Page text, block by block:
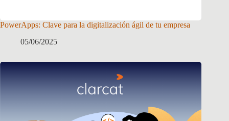
PowerApps: Clave para la digitalización ágil de tu empresa
05/06/2025